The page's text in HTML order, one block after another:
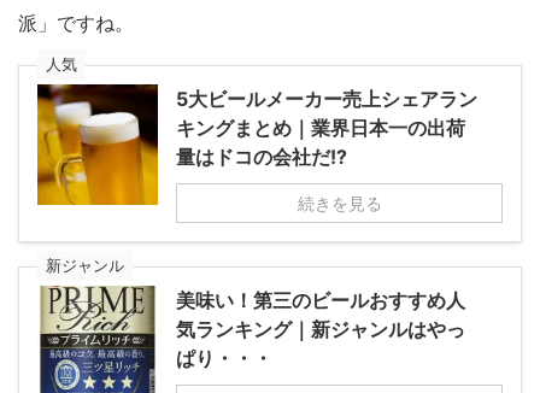
派」ですね。
人気
5大ビールメーカー売上シェアラン
キングまとめ｜業界日本一の出荷
量はドコの会社だ!?
続きを見る
新ジャンル
美味い！第三のビールおすすめ人
気ランキング｜新ジャンルはやっ
ぱり・・・